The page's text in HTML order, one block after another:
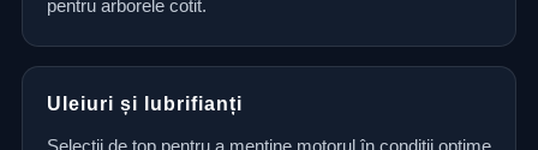
pentru arborele cotit.
Uleiuri și lubrifianți
Selecții de top pentru a menține motorul în condiții optime